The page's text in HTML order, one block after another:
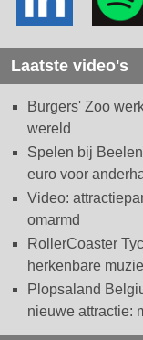
Laatste video's
Burgers' Zoo
wereld
Spelen bij
euro voor
Video:
omarmd
RollerCoaster
herkenbare
Plopsaland
nieuwe attractie: